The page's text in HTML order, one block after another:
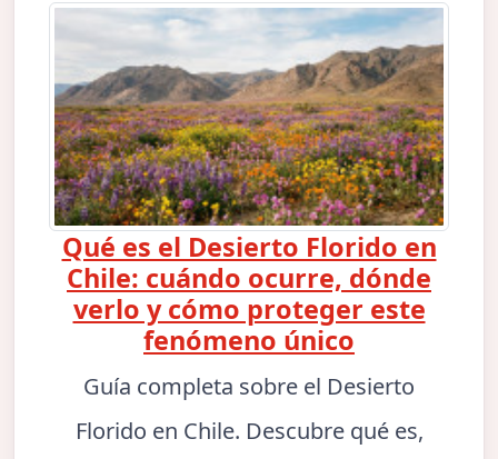
Qué es el Desierto Florido en
Chile: cuándo ocurre, dónde
verlo y cómo proteger este
fenómeno único
Guía completa sobre el Desierto
Florido en Chile. Descubre qué es,